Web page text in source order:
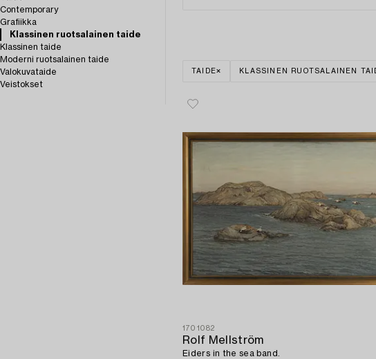
Contemporary
Grafiikka
Klassinen ruotsalainen taide
Klassinen taide
Moderni ruotsalainen taide
Valokuvataide
Veistokset
TAIDE KLASSINEN RUOTSALAINEN
1701082
Rolf Mellström
Eiders in the sea band.